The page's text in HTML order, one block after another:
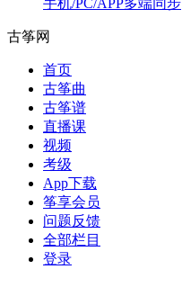
手机/PC/APP多端同步
古筝网
首页
古筝曲
古筝谱
直播课
视频
考级
App下载
筝享会员
问题反馈
全部栏目
登录